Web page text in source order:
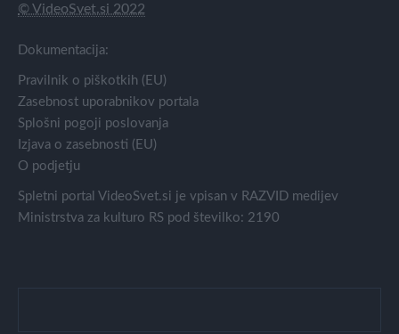
© VideoSvet.si 2022
Dokumentacija:
Pravilnik o piškotkih (EU)
Zasebnost uporabnikov portala
Splošni pogoji poslovanja
Izjava o zasebnosti (EU)
O podjetju
Spletni portal VideoSvet.si je vpisan v RAZVID medijev
Ministrstva za kulturo RS pod številko: 2190